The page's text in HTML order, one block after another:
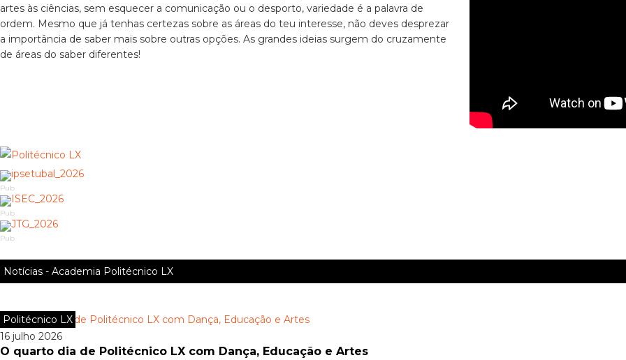
artes às ciências, sem esquecer a comunicação ou o desporto, variedade é a palavra de
ordem. Mesmo que já tenhas certezas sobre as áreas do teu interesse, não deves desprezar
a importância de saber mais sobre outras opções. As grandes ideias surgem do cruzamente
de áreas do saber diferentes!
Pub
Pub
Pub
Notícias - Academia Politécnico LX
Politécnico LX
16 julho 2026
O quarto dia de Politécnico LX com Dança, Educação e Artes